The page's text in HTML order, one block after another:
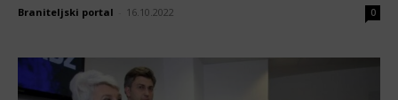
Braniteljski portal 16.10.2022 0